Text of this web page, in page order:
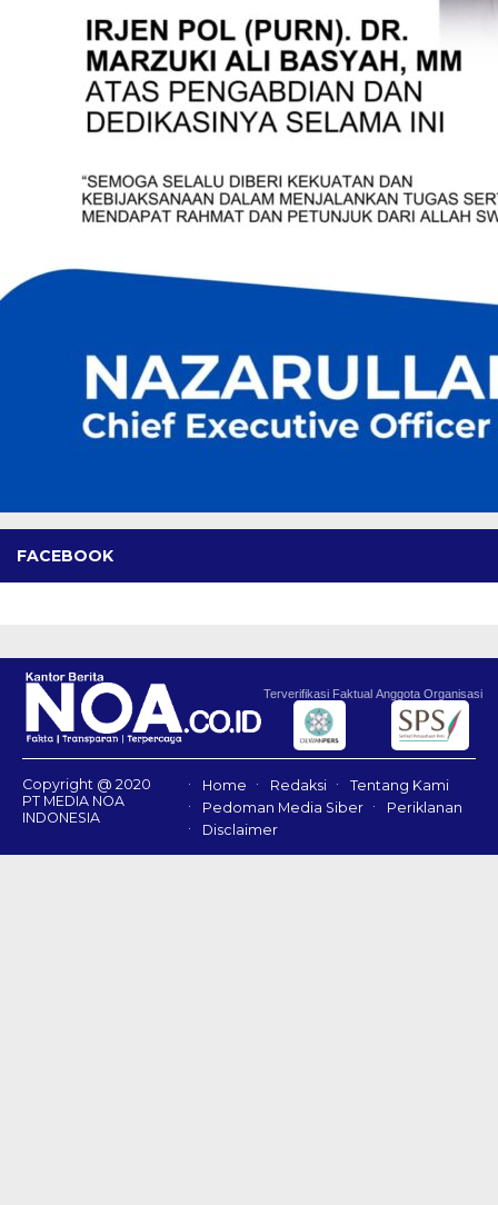
FACEBOOK
Terverifikasi Faktual Anggota Organisasi
Copyright @ 2020
PT MEDIA NOA
INDONESIA
Home Redaksi
Tentang Kami
Pedoman Media Siber
Periklanan
Disclaimer